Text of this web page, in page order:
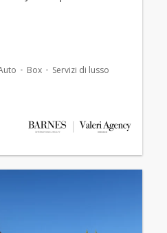
Box Servizi di lusso